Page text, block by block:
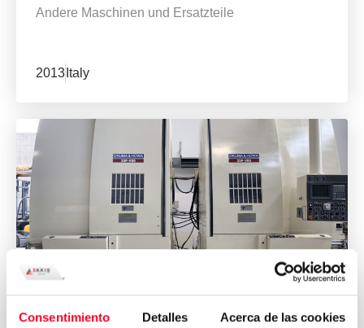
Consentimiento Detalles Acerca de las cookies
Andere Maschinen und Ersatzteile
2013 Italy